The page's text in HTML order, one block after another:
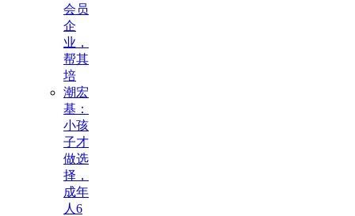
会员
企
业，
帮其
培
潮宏
基：
小孩
子才
做选
择，
成年
人6